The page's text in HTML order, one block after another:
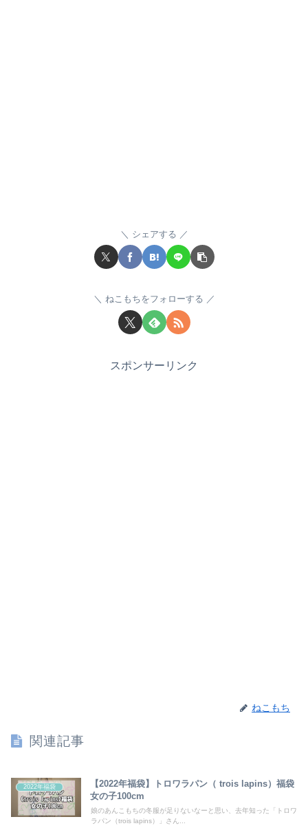
シェアする
ねこもちをフォローする
スポンサーリンク
ねこもち
関連記事
2022年福袋
【2022年福袋】トロワラパン（ trois lapins）福袋
女の子100cm
娘のあんこもちの冬服が足りないなーと思い、去年知った「トロワ
ラパン（trois lapins）」さん...